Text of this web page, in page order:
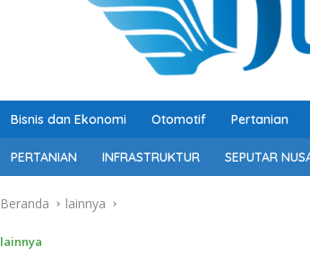
Bisnis dan Ekonomi Otomotif Pertanian
PERTANIAN INFRASTRUKTUR SEPUTAR
Beranda lainnya
lainnya